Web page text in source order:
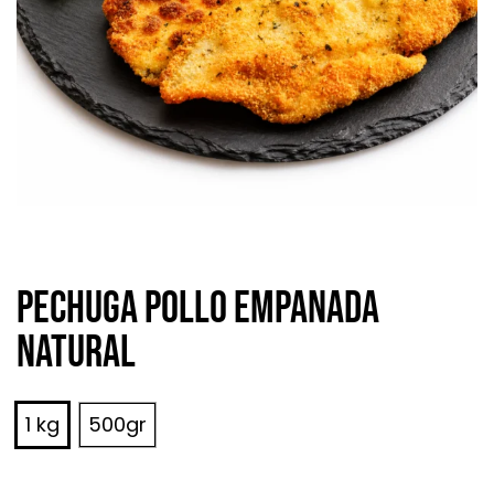
Pechuga pollo empanada
natural
1 kg 500gr